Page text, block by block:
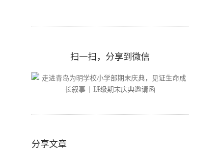
扫一扫，分享到微信
分享文章